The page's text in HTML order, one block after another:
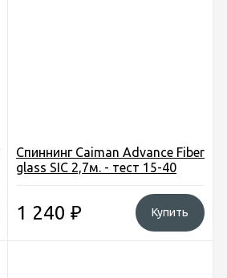
Спиннинг Caiman Advance Fiber
glass SIC 2,7м. - тест 15-40
1 240 ₽ Купить